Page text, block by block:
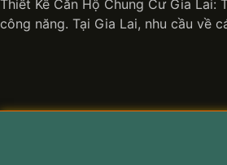
Thiết Kế Căn Hộ Chung Cư Gia
công năng. Tại Gia Lai, nhu cầu về